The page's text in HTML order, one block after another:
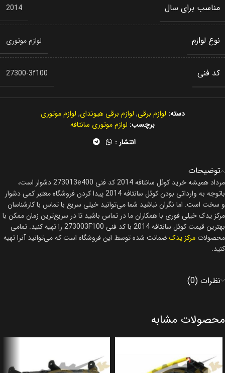
مناسب برای سال 2014
نوع لوازم لوازم موتوری
کد فنی 27300-3f100
دسته: لوازم برقی, لوازم برقی هیوندای, لوازم موتوری
برچسب: لوازم موتوری سانتافه
انتشار :
توضیحات
مرداد همیشه خرید کوئل سانتافه 2014 کد فنی 273013e400 دشوار است،
باتوجه به وارداتی بودن کوئل سانتافه 2014 پیدا کردن فروشگاه معتبر کمی دشوار
و سخت است. اما نگران نباشید شما می‌توانید خیلی سریع با تماس با کارشناسان
مرکز یدک خیلی فوری با همکاران ما در تماس باشید تا در سریع‌ترین زمان ممکن با
بهترین قیمت کوئل سانتافه 2014 با کد فنی 273003F100 را تهیه کنید. تمامی
محصولات مرکز یدک ضمانت شده توسط این فروشگاه است که می‌توانید آنرا تهیه
کنید.
نظرات (0)
محصولات مشابه